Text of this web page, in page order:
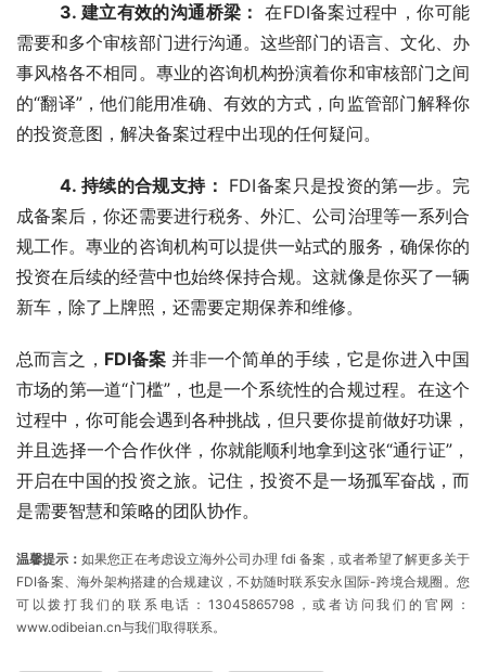
3. 建立有效的沟通桥梁： 在FDI备案过程中，你可能
需要和多个审核部门进行沟通。这些部门的语言、文化、办
事风格各不相同。專业的咨询机构扮演着你和审核部门之间
的“翻译”，他们能用准确、有效的方式，向监管部门解释你
的投资意图，解决备案过程中出现的任何疑问。
4. 持续的合规支持： FDI备案只是投资的第—步。完
成备案后，你还需要进行税务、外汇、公司治理等一系列合
规工作。專业的咨询机构可以提供一站式的服务，确保你的
投资在后续的经营中也始终保持合规。这就像是你买了一辆
新车，除了上牌照，还需要定期保养和维修。
总而言之， FDI备案 并非一个简单的手续，它是你进入中国
市场的第—道“门槛”，也是一个系统性的合规过程。在这个
过程中，你可能会遇到各种挑战，但只要你提前做好功课，
并且选择一个合作伙伴，你就能顺利地拿到这张“通行证”，
开启在中国的投资之旅。记住，投资不是一场孤军奋战，而
是需要智慧和策略的团队协作。
温馨提示：如果您正在考虑设立海外公司办理 fdi 备案，或者希望了解更多关于
FDI备案、海外架构搭建的合规建议，不妨随时联系安永国际-跨境合规圈 。您
可以拨打我们的联系电话：13045865798，或者访问我们的官网：
www.odibeian.cn与我们取得联系。